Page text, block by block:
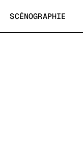
SCÉNOGRAPHIE